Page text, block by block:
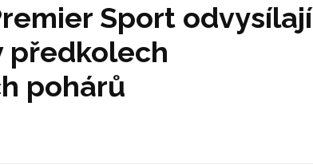
Sport odvysílají
předkolech
pohárů